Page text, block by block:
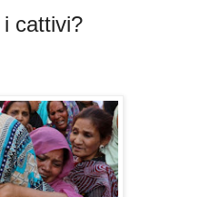
cattivi?